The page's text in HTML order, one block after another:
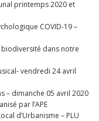
printemps 2020 et
COVID-19 –
dans notre
vendredi 24 avril
– dimanche 05 avril 2020
par l’APE
d’Urbanisme – PLU